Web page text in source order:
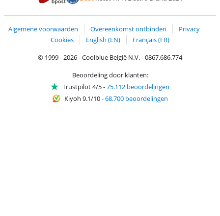
Algemene voorwaarden Overeenkomst ontbinden
Privacy
Cookies
English (EN)
Français (FR)
© 1999 - 2026 - Coolblue België N.V. - 0867.686.774
Beoordeling door klanten:
Trustpilot 4/5-75.112 beoordelingen
Kiyoh 9.1/10-68.700 beoordelingen